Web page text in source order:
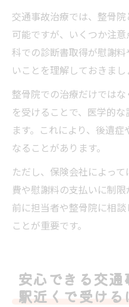
交通事故治療では、整骨
可能ですが、いくつか注
科での診断書取得が慰謝
いことを理解しておきまし
整骨院での治療だけでは
を受けることで、医学的
ます。これにより、後遺
なることがあります。
ただし、保険会社によっ
費や慰謝料の支払いに制
前に担当者や整骨院に相
ことが重要です。
安心できる交
駅近くで受ける